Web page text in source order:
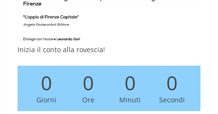
Inizia il conto alla rovescia!
0
Giorni
0
Ore
0
Minuti
0
Secondi